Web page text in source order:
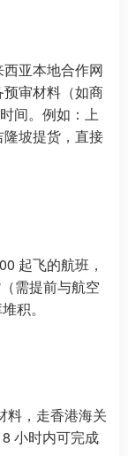
亚本地合作网
审材料（如商
间。例如：上
坡提货，直接
起飞的航班，
需提前与航空
积。
料，走香港海关
小时内可完成